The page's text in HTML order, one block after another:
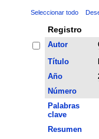
Seleccionar todo
Registro
Autor
Título
Año
Número
Palabras
clave
Resumen